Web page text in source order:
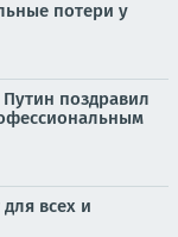
потери у
поздравил
всех и